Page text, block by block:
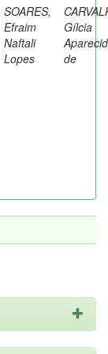
SOARES,
Efraim
Naftali
Lopes
Gílcia
de